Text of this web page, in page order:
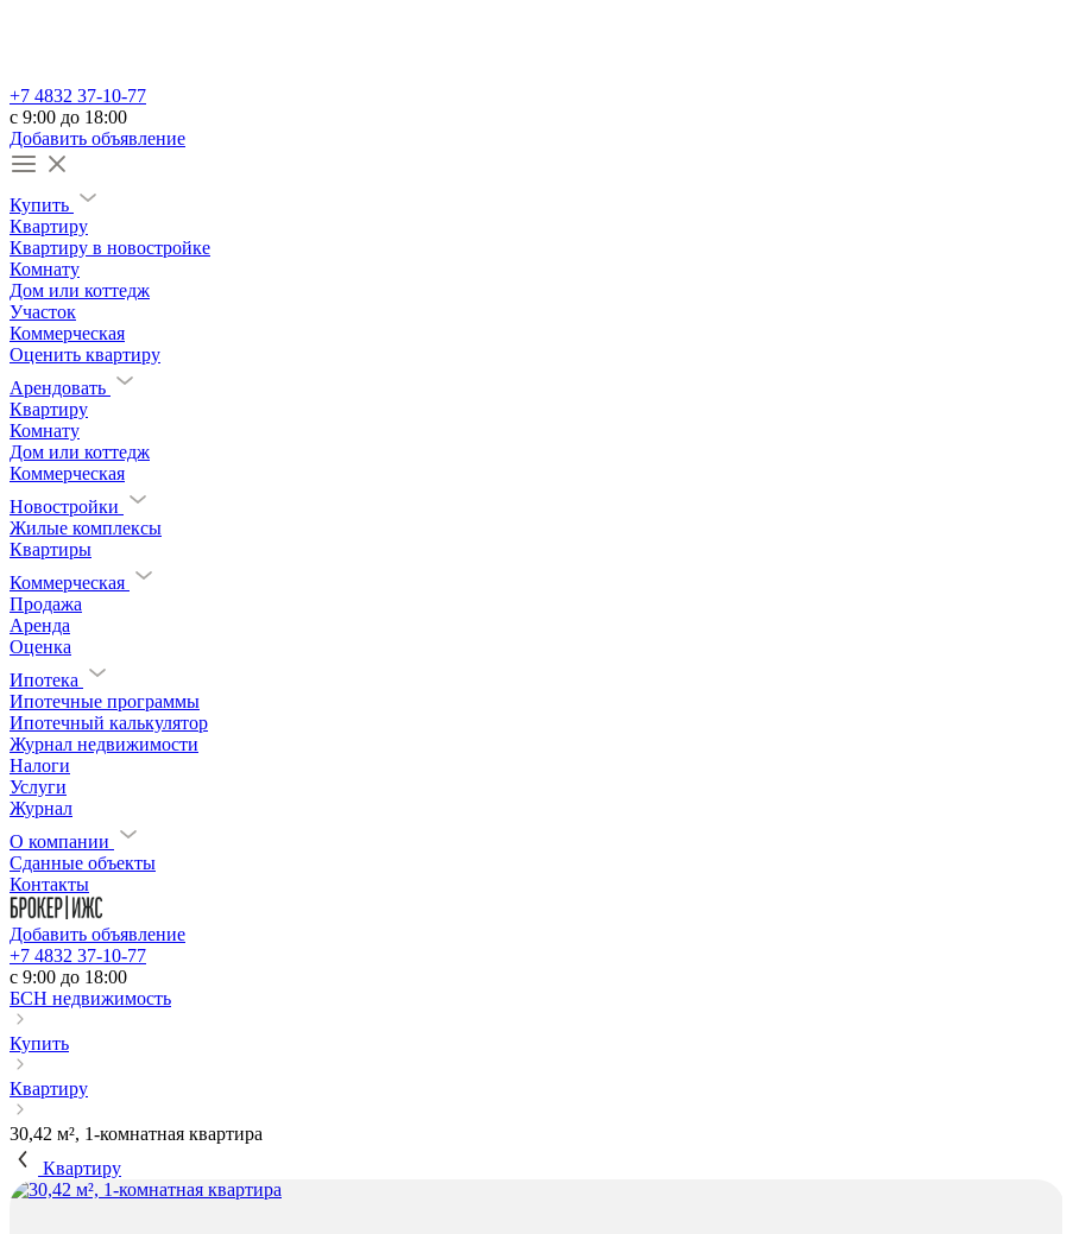
+7 4832 37-10-77
c 9:00 до 18:00
Добавить объявление
Купить
Квартиру
Квартиру в новостройке
Комнату
Дом или коттедж
Участок
Коммерческая
Оценить квартиру
Арендовать
Квартиру
Комнату
Дом или коттедж
Коммерческая
Новостройки
Жилые комплексы
Квартиры
Коммерческая
Продажа
Аренда
Оценка
Ипотека
Ипотечные программы
Ипотечный калькулятор
Журнал недвижимости
Налоги
Услуги
Журнал
О компании
Сданные объекты
Контакты
Добавить объявление
+7 4832 37-10-77
c 9:00 до 18:00
БСН недвижимость
Купить
Квартиру
30,42 м², 1-комнатная квартира
Квартиру